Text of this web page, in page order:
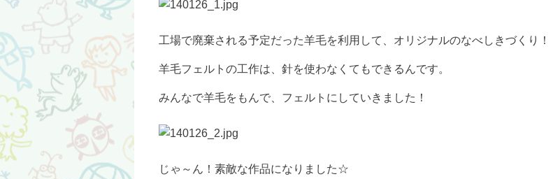
工場で廃棄される予定だった羊毛を利用して、オリジナルのなべしきづくり！
羊毛フェルトの工作は、針を使わなくてもできるんです。
みんなで羊毛をもんで、フェルトにしていきました！
じゃ～ん！素敵な作品になりました☆